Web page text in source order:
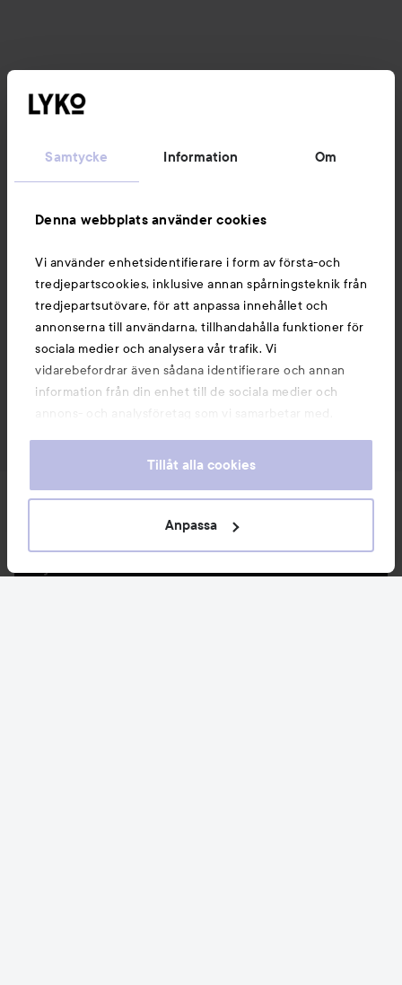
Samtycke Information Om
Denna webbplats använder cookies
Vi använder enhetsidentifierare i form av första-och
tredjepartscookies, inklusive annan spårningsteknik från
tredjepartsutövare, för att anpassa innehållet och
annonserna till användarna, tillhandahålla funktioner för
sociala medier och analysera vår trafik. Vi
vidarebefordrar även sådana identifierare och annan
information från din enhet till de sociala medier och
annons- och analysföretag som vi samarbetar med.
information som du har tillhandahållit eller som de har
våra cookies vid fortsatt användande av vår webbplats.
För information om hur du kan ändra inställningarna för
Tillåt alla cookies
Anpassa
Nyheter och erbjudanden